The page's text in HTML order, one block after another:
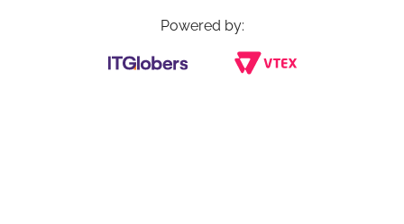
Powered by: